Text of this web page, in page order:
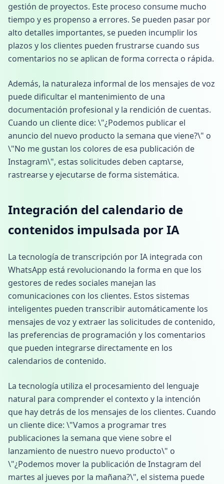
gestión de proyectos. Este proceso consume mucho
tiempo y es propenso a errores. Se pueden pasar por
alto detalles importantes, se pueden incumplir los
plazos y los clientes pueden frustrarse cuando sus
comentarios no se aplican de forma correcta o rápida.
Además, la naturaleza informal de los mensajes de voz
puede dificultar el mantenimiento de una
documentación profesional y la rendición de cuentas.
Cuando un cliente dice: \"¿Podemos publicar el
anuncio del nuevo producto la semana que viene?\" o
\"No me gustan los colores de esa publicación de
Instagram\", estas solicitudes deben captarse,
rastrearse y ejecutarse de forma sistemática.
Integración del calendario de
contenidos impulsada por IA
La tecnología de transcripción por IA integrada con
WhatsApp está revolucionando la forma en que los
gestores de redes sociales manejan las
comunicaciones con los clientes. Estos sistemas
inteligentes pueden transcribir automáticamente los
mensajes de voz y extraer las solicitudes de contenido,
las preferencias de programación y los comentarios
que pueden integrarse directamente en los
calendarios de contenido.
La tecnología utiliza el procesamiento del lenguaje
natural para comprender el contexto y la intención
que hay detrás de los mensajes de los clientes. Cuando
un cliente dice: \"Vamos a programar tres
publicaciones la semana que viene sobre el
lanzamiento de nuestro nuevo producto\" o
\"¿Podemos mover la publicación de Instagram del
martes al jueves por la mañana?\", el sistema puede